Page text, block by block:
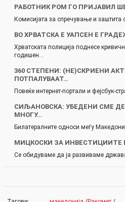
РАБОТНИК РОМ ГО ПРИЈАВИЛ
Комисијата за спречување и
ВО ХРВАТСКА Е УАПСЕН Е
Хрватската полиција поднесе
годишен…
360 СТЕПЕНИ: (НЕ)СКРИЕНИ
ПОТПАЛУВААТ…
Повеќе интернет-портали и фејсбук-
СИЉАНОВСКА: УБЕДЕНИ СМЕ
МНОГУ…
Билатералните односи меѓу
МИЦКОСКИ ЗА ИНВЕСТИЦИИТЕ
Се обидуваме да ја развиваме